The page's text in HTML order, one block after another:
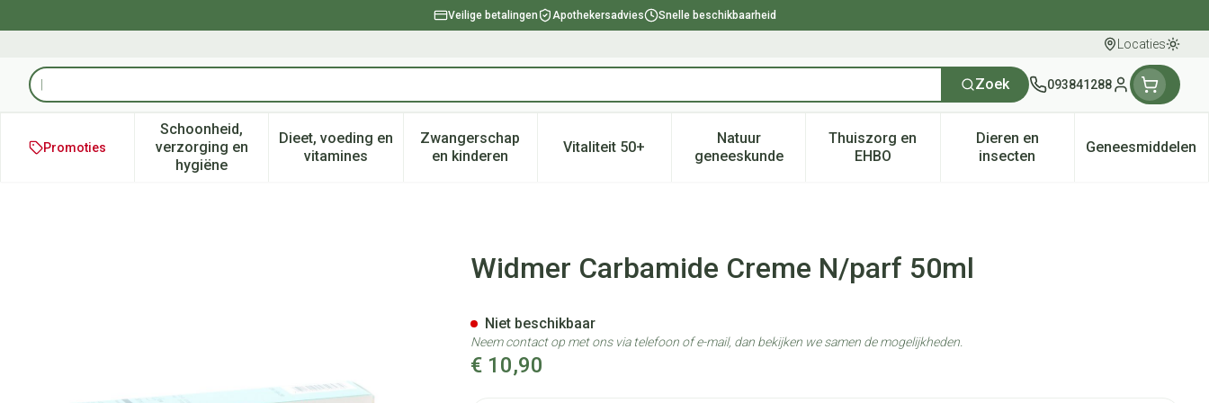
Veilige betalingen Apothekersadvies Snelle beschikbaarheid
Locaties
Product, merk, categorie... Zoek 093841288
Klant menu
Promoties
Schoonheid,
verzorging en
hygiëne
Toon submenu voor Schoonheid, verzorging en hygiëne categorie
Dieet, voeding en
vitaminesToon submenu voor Dieet, voeding en vitamines categorie
Zwangerschap
en kinderenToon submenu voor Zwangerschap en kinderen categorie
Vitaliteit 50+Toon submenu voor Vitaliteit 50+ categorie
Natuur
geneeskunde
Toon submenu voor Natuur geneeskunde categorie
Thuiszorg en
EHBOToon submenu voor Thuiszorg en EHBO categorie
Dieren en
insectenToon submenu voor Dieren
Geneesmiddelen
Toon
Widmer Carbamide Creme N/parf 50mlWidmer Carbamide Creme N/parf 50ml
€ 10,90
Niet beschikbaar
Neem contact op met ons via telefoon of e-mail, dan bekijken we samen de mogelijkheden.